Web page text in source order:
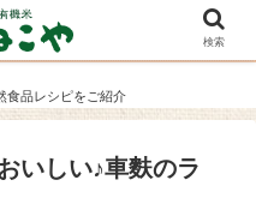
食品レシピをご紹介
いしい♪車麩のラ
検索